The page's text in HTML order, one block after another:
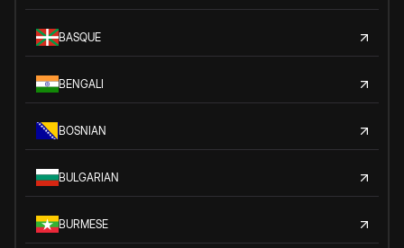
BASQUE
BENGALI
BOSNIAN
BULGARIAN
BURMESE